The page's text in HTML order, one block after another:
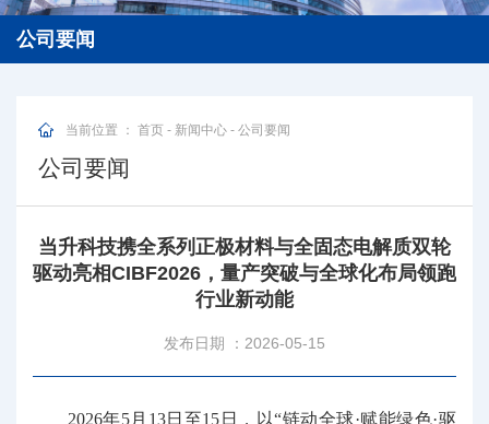
公司要闻
当前位置 ： 首页 - 新闻中心 - 公司要闻
公司要闻
当升科技携全系列正极材料与全固态电解质双轮
驱动亮相CIBF2026，量产突破与全球化布局领跑
行业新动能
发布日期 ：2026-05-15
2026年5月13日至15日，以“链动全球·赋能绿色·驱